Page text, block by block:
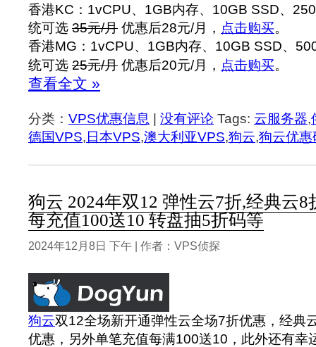
香港KC：1vCPU、1GB内存、10GB SSD、
统可选 35元/月 优惠后28元/月， 点击购买。
香港MG：1vCPU、1GB内存、10GB SSD、
统可选 25元/月 优惠后20元/月， 点击购买。
查看全文 »
分类： VPS优惠信息 | 没有评论 Tags: 云服务器,
德国VPS,日本VPS,澳大利亚VPS,狗云,狗云优惠
狗云 2024年双12 弹性云7折,经典云8
每充值100送10 转盘抽5折码等
2024年12月8日 下午 | 作者：VPS侦探
狗云双12全场新开通弹性云全场7折优惠，经典
优惠，另外单笔充值每满100送10，此外还有幸